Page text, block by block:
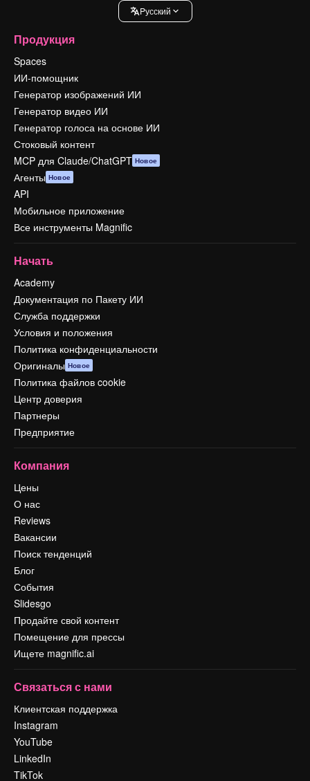
Pусский
Продукция
Spaces
ИИ-помощник
Генератор изображений ИИ
Генератор видео ИИ
Генератор голоса на основе ИИ
Стоковый контент
MCP для Claude/ChatGPT Новое
Агенты Новое
API
Мобильное приложение
Все инструменты Magnific
Начать
Academy
Документация по Пакету ИИ
Служба поддержки
Условия и положения
Политика конфиденциальности
Оригиналы Новое
Политика файлов cookie
Центр доверия
Партнеры
Предприятие
Компания
Цены
О нас
Reviews
Вакансии
Поиск тенденций
Блог
События
Slidesgo
Продайте свой контент
Помещение для прессы
Ищете magnific.ai
Связаться с нами
Клиентская поддержка
Instagram
YouTube
LinkedIn
TikTok